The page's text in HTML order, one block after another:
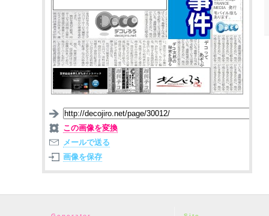
この画像を変換
メールで送る
画像を保存